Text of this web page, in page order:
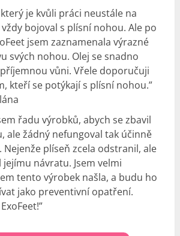
který je kvůli práci neustále na
bojoval s plísní nohou. Ale po
jsem zaznamenala výrazné
svých nohou. Olej se snadno
vůni. Vřele doporučuji
kteří se potýkají s plísní nohou.”
řadu výrobků, abych se zbavil
ale žádný nefungoval tak účinně
Nejenže plíseň zcela odstranil, ale
návratu. Jsem velmi
tento výrobek našla, a budu ho
jako preventivní opatření.